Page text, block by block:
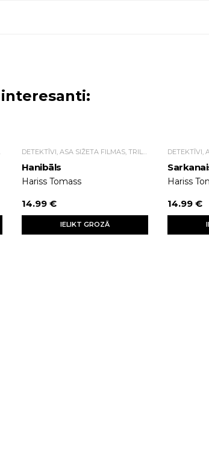
Hanibāls
Hariss Tomass
14.99 €
IELIKT GROZĀ
Hariss
14.99 €